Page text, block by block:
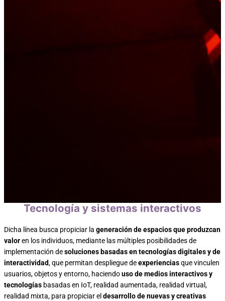
Tecnología y sistemas interactivos
Dicha línea busca propiciar la generación de espacios que produzcan
valoren los individuos, mediante las múltiples posibilidades de
implementación desoluciones basadas en tecnologías digitales y de
interactividad, que permitan despliegue deexperienciasque vinculen
usuarios, objetos y entorno, haciendouso de medios interactivos y
tecnologías basadas en IoT, realidad aumentada, realidad virtual,
realidad mixta, para propiciar el desarrollo de nuevas y creativas